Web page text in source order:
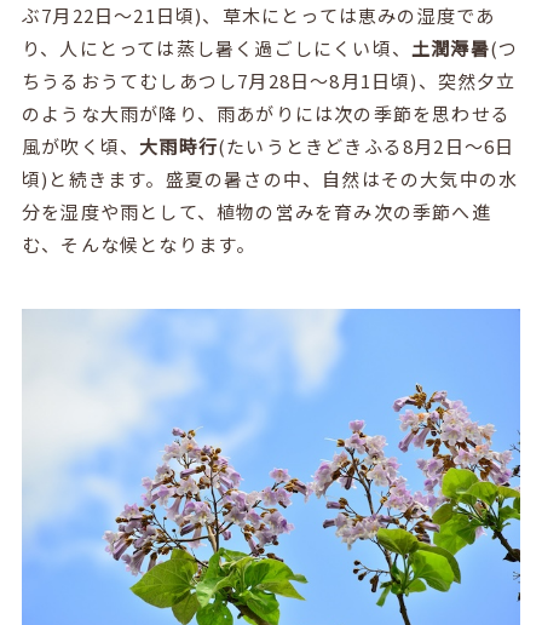
ぶ7月 22日～21 日頃)、草木にとっては恵みの湿度であ
り、人にとっては蒸し暑く過ごしにくい頃、 土潤溽暑(つ
ちうるおうてむしあつし7月 28日～8月1 日頃)、突然夕立
のような大雨が降り、雨あがりには次の季節を思わせる
風が吹く頃、 大雨時行(たいうときどきふる8月2 日～6日
頃) と続きます。盛夏の暑さの中、自然はその大気中の水
分を湿度や雨として、植物の営みを育み次の季節へ進
む、そんな候となります。